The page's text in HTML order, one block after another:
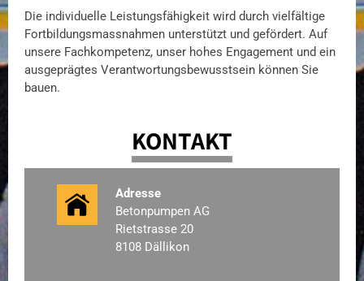
Die individuelle Leistungsfähigkeit wird durch vielfältige
Fortbildungsmassnahmen unterstützt und gefördert. Auf
unsere Fachkompetenz, unser hohes Engagement und ein
ausgeprägtes Verantwortungsbewusstsein können Sie
bauen.
KONTAKT
Adresse
Betonpumpen AG
Rietstrasse 20
8108 Dällikon